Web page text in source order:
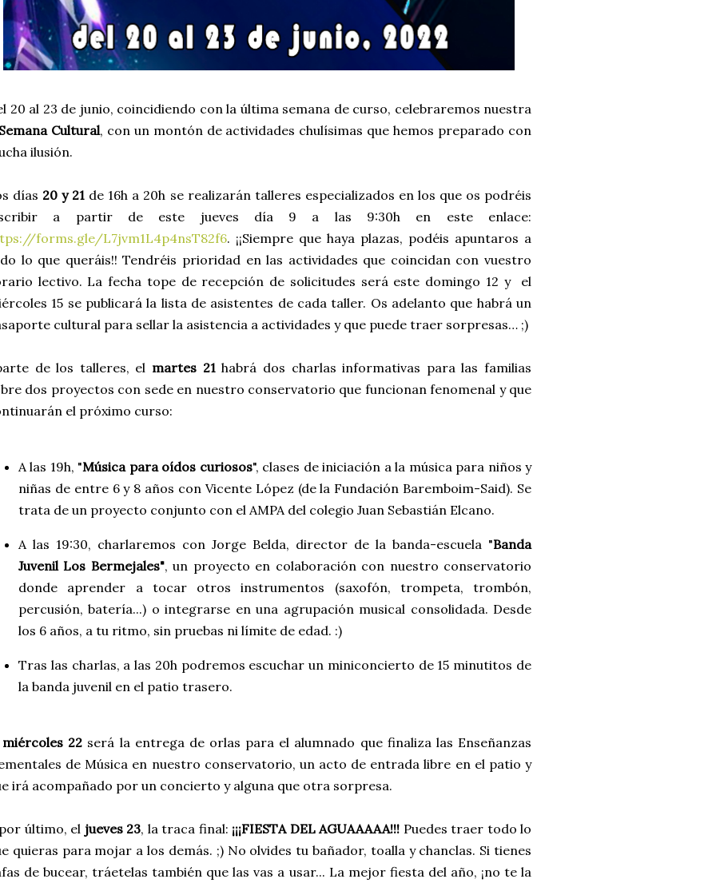
20 al 23 de junio, coincidiendo con la última semana de curso, celebraremos nuestra
Cultural, con un montón de actividades chulísimas que hemos preparado con
ilusión.
días 20 y 21 de 16h a 20h se realizarán talleres especializados en los que os podréis
a partir de este jueves día 9 a las 9:30h en este enlace:
forms.gle/L7jvm1L4p4nsT82f6. ¡¡Siempre que haya plazas, podéis apuntaros a
lo que queráis!! Tendréis prioridad en las actividades que coincidan con vuestro
lectivo. La fecha tope de recepción de solicitudes será este domingo 12 y el
15 se publicará la lista de asistentes de cada taller. Os adelanto que habrá un
cultural para sellar la asistencia a actividades y que puede traer sorpresas… ;)
de los talleres, el martes 21habrá dos charlas informativas para las familias
dos proyectos con sede en nuestro conservatorio que funcionan fenomenal y que
el próximo curso:
A las 19h, "Música para oídos curiosos", clases de iniciación a la música para niños y
niñas de entre 6 y 8 años con Vicente López (de la Fundación Baremboim-Said). Se
trata de un proyecto conjunto con el AMPA del colegio Juan Sebastián Elcano.
A las 19:30, charlaremos con Jorge Belda, director de la banda-escuela "Banda
Juvenil Los Bermejales", un proyecto en colaboración con nuestro conservatorio
donde aprender a tocar otros instrumentos (saxofón, trompeta, trombón,
percusión, batería...) o integrarse en una agrupación musical consolidada. Desde
los 6 años, a tu ritmo, sin pruebas ni límite de edad. :)
Tras las charlas, a las 20h podremos escuchar un miniconcierto de 15 minutitos de
la banda juvenil en el patio trasero.
miércoles 22 será la entrega de orlas para el alumnado que finaliza las Enseñanzas
de Música en nuestro conservatorio, un acto de entrada libre en el patio y
irá acompañado por un concierto y alguna que otra sorpresa.
último, el jueves 23, la traca final: ¡¡¡FIESTA DEL AGUAAAAA!!! Puedes traer todo lo
quieras para mojar a los demás. ;) No olvides tu bañador, toalla y chanclas. Si tienes
de bucear, tráetelas también que las vas a usar... La mejor fiesta del año, ¡no te la